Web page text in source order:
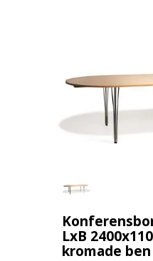
LxB
kromade ben